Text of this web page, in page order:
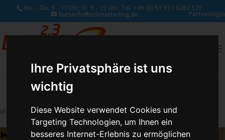
Ihre Privatsphäre ist uns
wichtig
Diese Website verwendet Cookies und
Targeting Technologien, um Ihnen ein
besseres Internet-Erlebnis zu ermöglichen
Mo. - Do. 9 - 17 Uhr, Fr. 9 - 15 Uhr, Tel. +49 (0) 91 97 / 6282 579
butterfly@schmetterling.de Partnerlogin
von Susan Naumann|Juli 24, 2025